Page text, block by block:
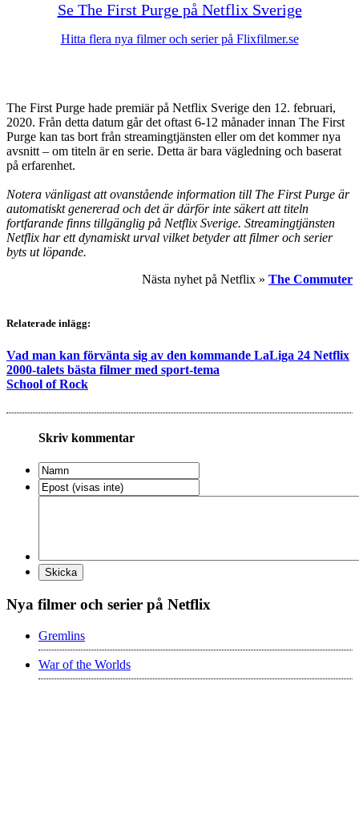
Se The First Purge på Netflix Sverige
Hitta flera nya filmer och serier på Flixfilmer.se
The First Purge hade premiär på Netflix Sverige den 12. februari,
2020. Från detta datum går det oftast 6-12 månader innan The First
Purge kan tas bort från streamingtjänsten eller om det kommer nya
avsnitt – om titeln är en serie. Detta är bara vägledning och baserat
på erfarenhet.
Notera vänligast att ovanstående information till The First Purge är
automatiskt genererad och det är därför inte säkert att titeln
fortfarande finns tillgänglig på Netflix Sverige. Streamingtjänsten
Netflix har ett dynamiskt urval vilket betyder att filmer och serier
byts ut löpande.
Nästa nyhet på Netflix » The Commuter
Relaterade inlägg:
Vad man kan förvänta sig av den kommande LaLiga 24 Netflix
2000-talets bästa filmer med sport-tema
School of Rock
Skriv kommentar
Nya filmer och serier på Netflix
Gremlins
War of the Worlds